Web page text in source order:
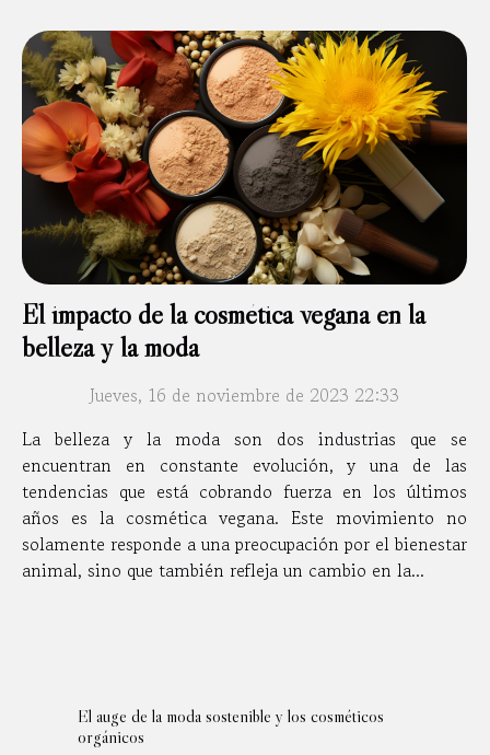
El impacto de la cosmética vegana en la
belleza y la moda
Jueves, 16 de noviembre de 2023 22:33
La belleza y la moda son dos industrias que se
encuentran en constante evolución, y una de las
tendencias que está cobrando fuerza en los últimos
años es la cosmética vegana. Este movimiento no
solamente responde a una preocupación por el bienestar
animal, sino que también refleja un cambio en la...
El auge de la moda sostenible y los cosméticos
orgánicos